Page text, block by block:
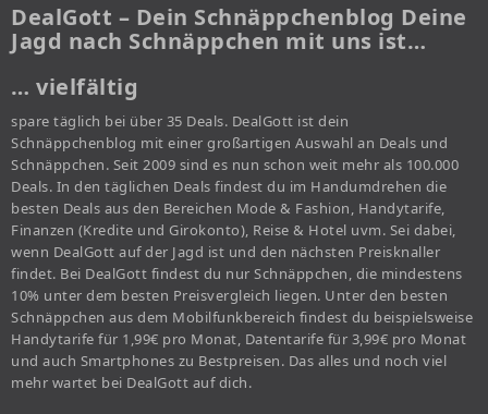
DealGott – Dein Schnäppchenblog Deine
Jagd nach Schnäppchen mit uns ist…
… vielfältig
spare täglich bei über 35 Deals. DealGott ist dein
Schnäppchenblog mit einer großartigen Auswahl an Deals und
Schnäppchen. Seit 2009 sind es nun schon weit mehr als 100.000
Deals. In den täglichen Deals findest du im Handumdrehen die
besten Deals aus den Bereichen Mode & Fashion, Handytarife,
Finanzen (Kredite und Girokonto), Reise & Hotel uvm. Sei dabei,
wenn DealGott auf der Jagd ist und den nächsten Preisknaller
findet. Bei DealGott findest du nur Schnäppchen, die mindestens
10% unter dem besten Preisvergleich liegen. Unter den besten
Schnäppchen aus dem Mobilfunkbereich findest du beispielsweise
Handytarife für 1,99€ pro Monat, Datentarife für 3,99€ pro Monat
und auch Smartphones zu Bestpreisen. Das alles und noch viel
mehr wartet bei DealGott auf dich.